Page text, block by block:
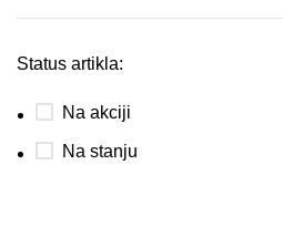
Status artikla:
Na akciji
Na stanju